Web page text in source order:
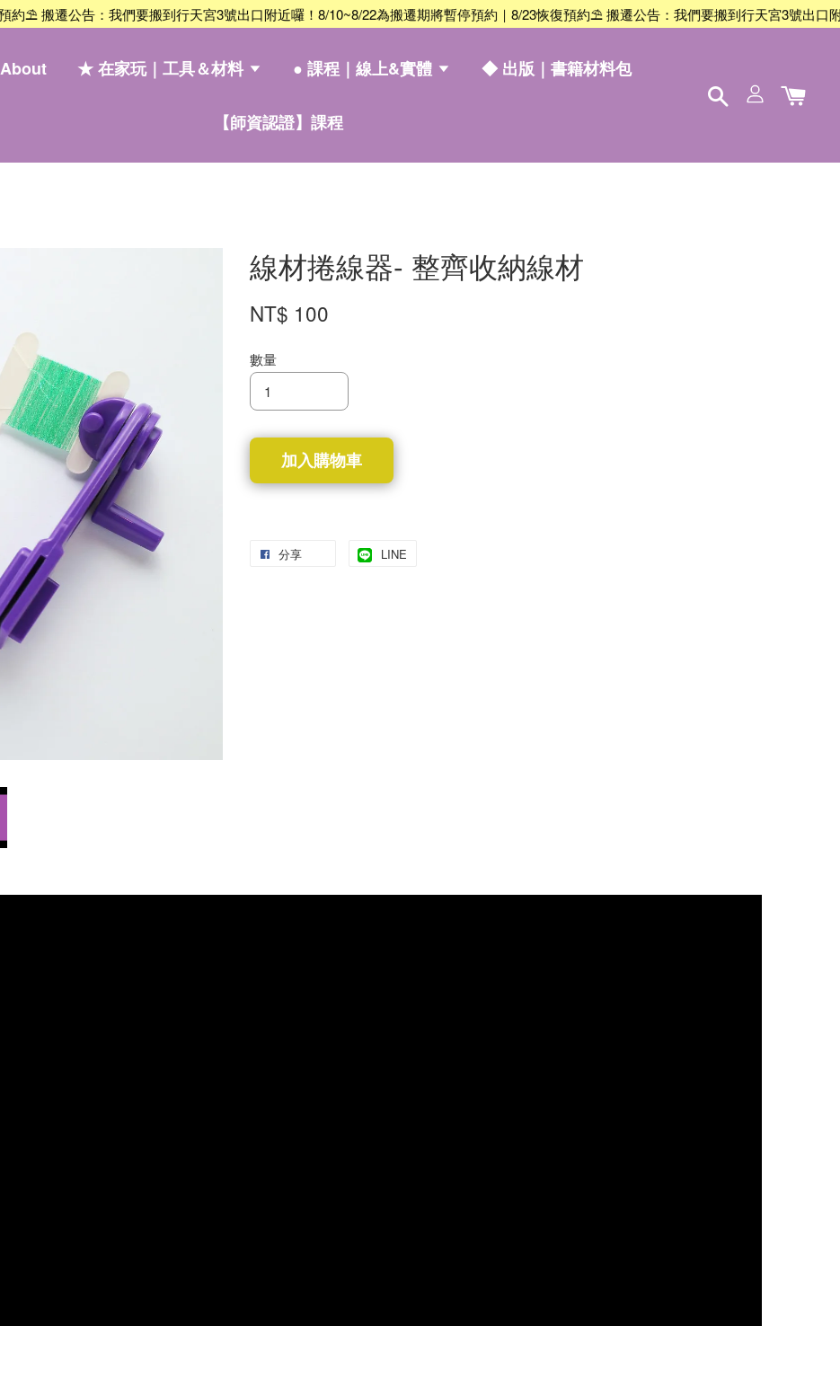
搬遷公告：我們要搬到行天宮3號出口附近囉！8/10~8/22為搬遷期將暫停預約｜8/23恢復預約⛱️ 搬遷公告：我們要搬到行天宮3號出口附近
About ★ 在家玩｜工具＆材料 ● 課程｜線上&實體 ◆ 出版｜書籍材料包
【師資認證】課程
線材捲線器- 整齊收納線材
NT$ 100
數量
加入購物車
分享 LINE